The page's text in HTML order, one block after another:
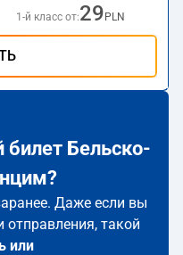
1-й класс от:29 PLN
Бельско-
Даже если вы
отправления, такой
или